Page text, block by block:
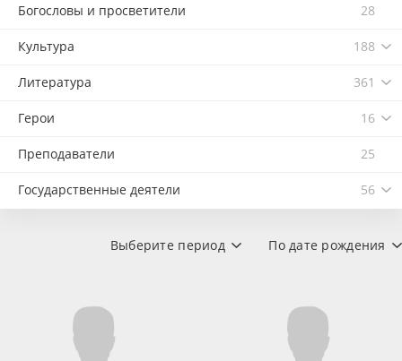
Богословы и просветители 28
Культура 188
Литература 361
Герои 16
Преподаватели 25
Государственные деятели 56
По дате рождения
Выберите период